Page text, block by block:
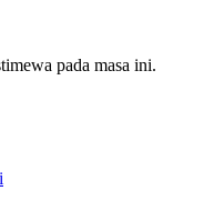
pada masa ini.